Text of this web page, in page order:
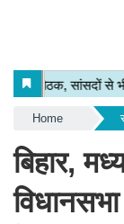
Home
बिहार,